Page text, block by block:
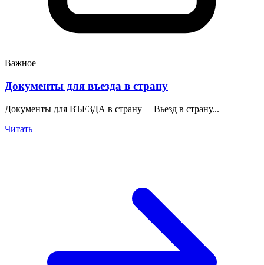
Важное
Документы для въезда в страну
Документы для ВЪЕЗДА в страну Вьезд в страну...
Читать